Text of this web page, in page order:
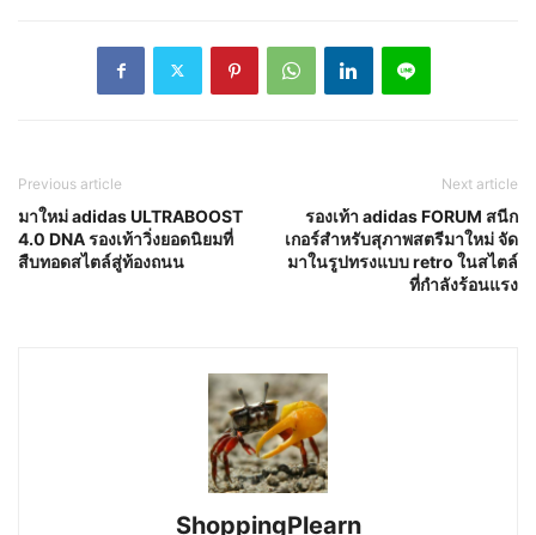
Previous article
มาใหม่ adidas ULTRABOOST
4.0 DNA รองเท้าวิ่งยอดนิยมที่
สืบทอดสไตล์สู่ท้องถนน
Next article
รองเท้า adidas FORUM สนีก
เกอร์สำหรับสุภาพสตรีมาใหม่ จัด
มาในรูปทรงแบบ retro ในสไตล์
ที่กำลังร้อนแรง
ShoppingPlearn